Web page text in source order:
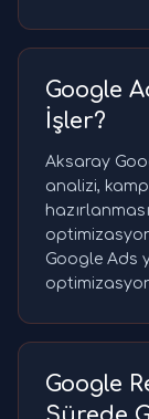
Google
İşler?
Aksaray
analizi,
Google Ads
Google